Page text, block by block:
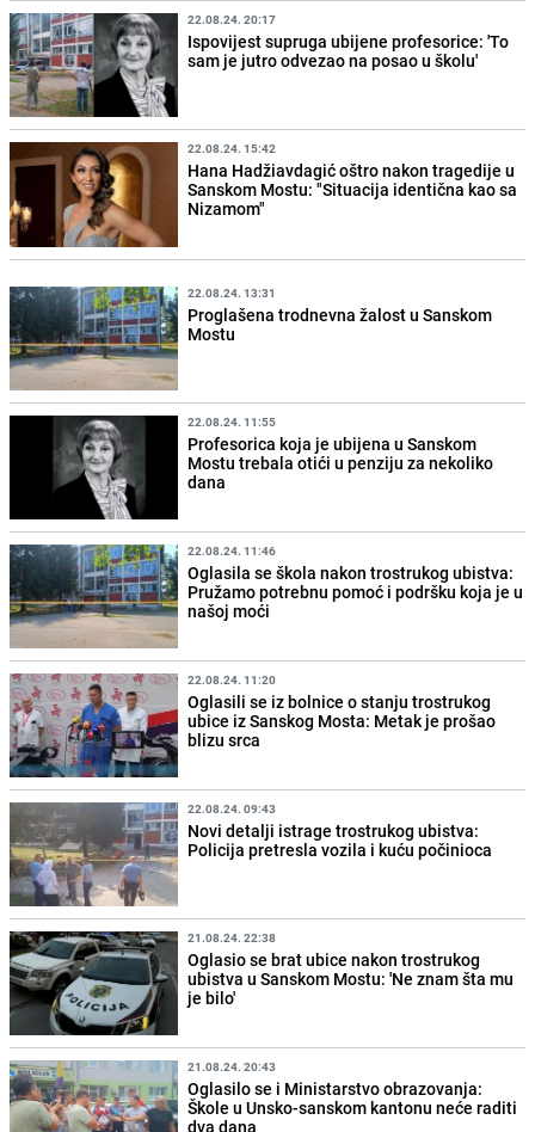
22.08.24. 20:17
Ispovijest supruga ubijene profesorice: 'To
sam je jutro odvezao na posao u školu'
22.08.24. 15:42
Hana Hadžiavdagić oštro nakon tragedije u
Sanskom Mostu: "Situacija identična kao sa
Nizamom"
22.08.24. 13:31
Proglašena trodnevna žalost u Sanskom
Mostu
22.08.24. 11:55
Profesorica koja je ubijena u Sanskom
Mostu trebala otići u penziju za nekoliko
dana
22.08.24. 11:46
Oglasila se škola nakon trostrukog ubistva:
Pružamo potrebnu pomoć i podršku koja je u
našoj moći
22.08.24. 11:20
Oglasili se iz bolnice o stanju trostrukog
ubice iz Sanskog Mosta: Metak je prošao
blizu srca
22.08.24. 09:43
Novi detalji istrage trostrukog ubistva:
Policija pretresla vozila i kuću počinioca
21.08.24. 22:38
Oglasio se brat ubice nakon trostrukog
ubistva u Sanskom Mostu: 'Ne znam šta mu
je bilo'
21.08.24. 20:43
Oglasilo se i Ministarstvo obrazovanja:
Škole u Unsko-sanskom kantonu neće raditi
dva dana